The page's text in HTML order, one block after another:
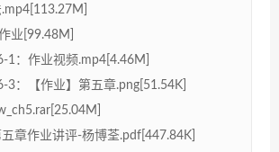
.mp4[113.27M]
业[99.48M]
1：作业视频.mp4[4.46M]
3：【作业】第五章.png[51.54K]
五章作业讲评-杨博荃.pdf[447.84K]